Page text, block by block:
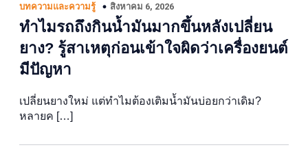
บทความและความรู้ สิงหาคม 6, 2026
ทำไมรถถึงกินน้ำมันมากขึ้นหลังเปลี่ยน
ยาง? รู้สาเหตุก่อนเข้าใจผิดว่าเครื่องยนต์
มีปัญหา
เปลี่ยนยางใหม่ แต่ทำไมต้องเติมน้ำมันบ่อยกว่าเดิม?
หลายค […]